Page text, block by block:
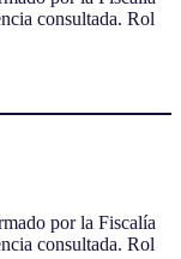
consultada. Rol
por la Fiscalía
consultada. Rol